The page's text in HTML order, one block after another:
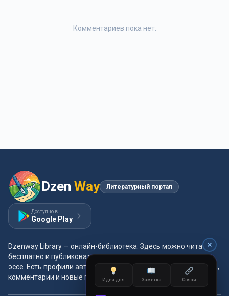
Комментариев пока нет.
Dzen Way Литературный портал
Доступно в
Google Play
Dzenway Library — онлайн-библиотека. Здесь можно читать
бесплатно и публиковать свои произведения: проза, поэзия,
эссе. Есть профили авторов, жанры и метки, удобная читалка,
комментарии и новые главы каждый день.
Идея дня Заметка Связи